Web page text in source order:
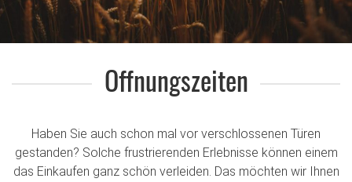
Öffnungszeiten
Haben Sie auch schon mal vor verschlossenen Türen
gestanden? Solche frustrierenden Erlebnisse können einem
das Einkaufen ganz schön verleiden. Das möchten wir Ihnen